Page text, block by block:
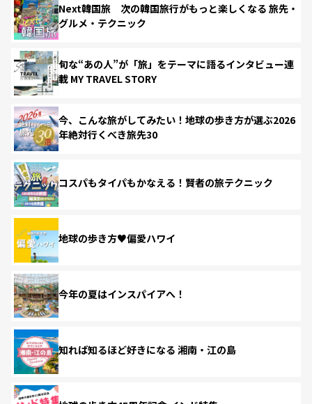
Next韓国旅 次の韓国旅行がもっと楽しくなる 旅先・
グルメ・テクニック
旬な“あの人”が「旅」をテーマに語るインタビュー連
載 MY TRAVEL STORY
今、こんな旅がしてみたい！地球の歩き方が選ぶ2026
年絶対行くべき旅先30
コスパもタイパもかなえる！賢者の旅テクニック
地球の歩き方♥偏愛ハワイ
今年の夏はインスパイアへ！
知れば知るほど好きになる 湘南・江の島